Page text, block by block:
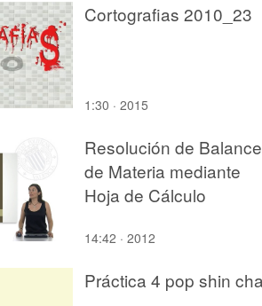
Cortografias 2010_23
1:30 · 2015
Resolución de
de Materia mediante
Hoja de Cálculo
14:42 · 2012
Práctica 4 pop shin